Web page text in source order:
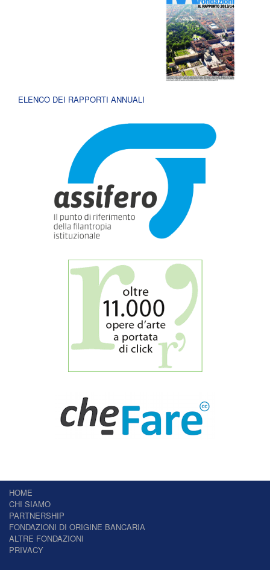
ELENCO DEI RAPPORTI ANNUALI
HOME
CHI SIAMO
PARTNERSHIP
FONDAZIONI DI ORIGINE BANCARIA
ALTRE FONDAZIONI
PRIVACY